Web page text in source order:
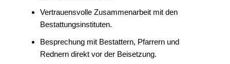
Vertrauensvolle Zusammenarbeit mit den
Bestattungsinstituten.
Besprechung mit Bestattern, Pfarrern und
Rednern direkt vor der Beisetzung.